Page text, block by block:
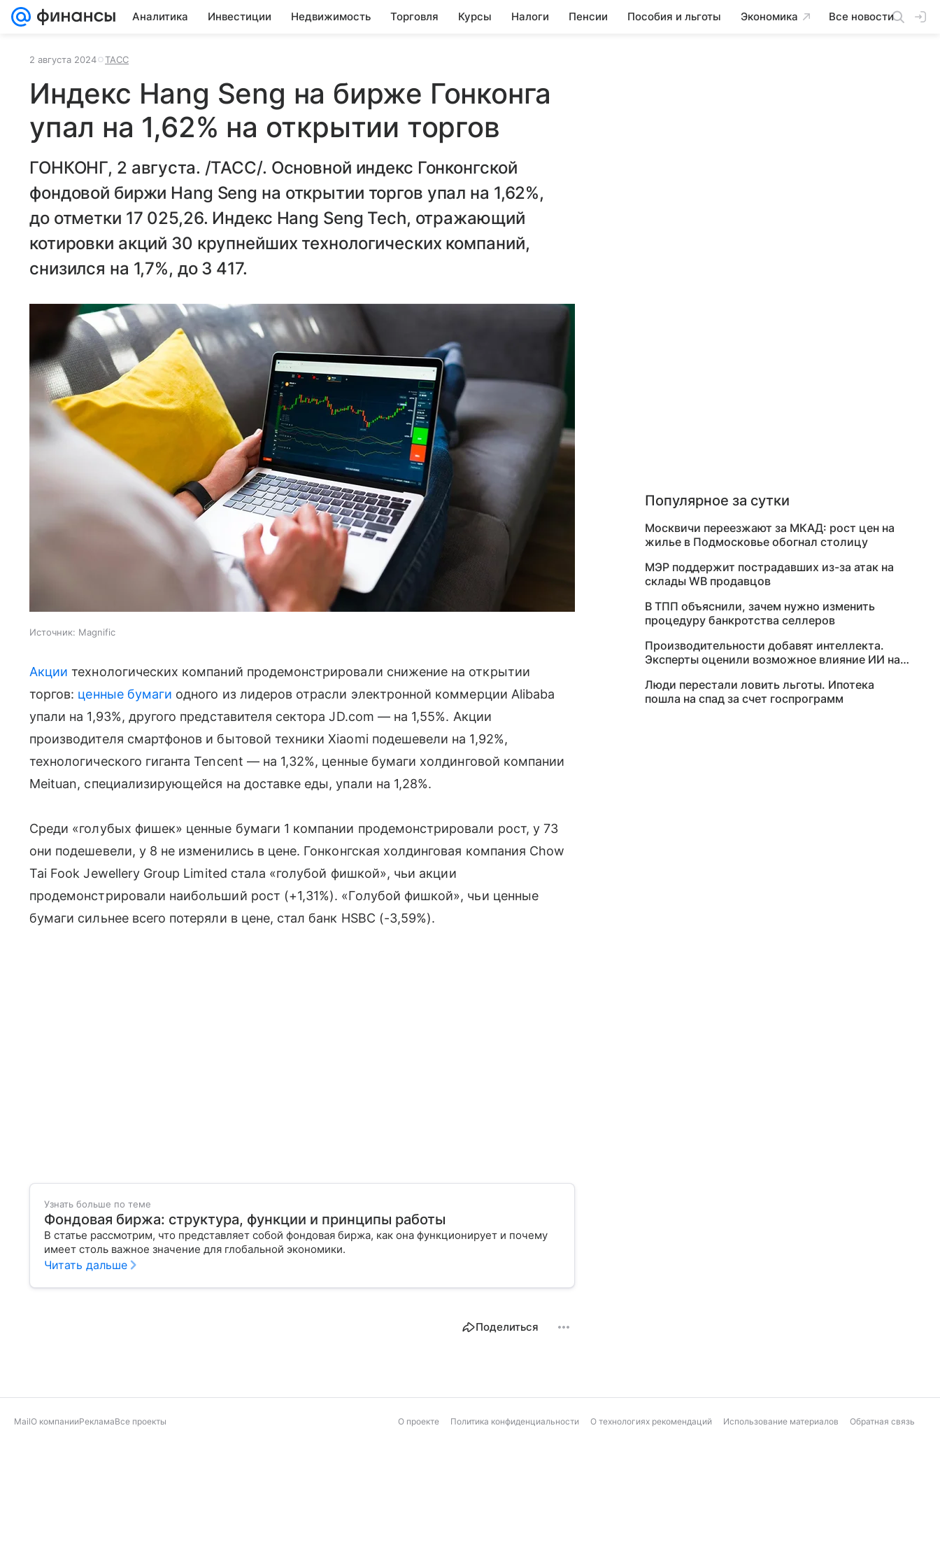
Аналитика Инвестиции Недвижимость Торговля Курсы Налоги Пенсии Пособия и льготы Экономика Все новости
2 августа 2024 ТАСС
Индекс Hang Seng на бирже Гонконга
упал на 1,62% на открытии торгов
ГОНКОНГ, 2 августа. /ТАСС/. Основной индекс Гонконгской
фондовой биржи Hang Seng на открытии торгов упал на 1,62%,
до отметки 17 025,26. Индекс Hang Seng Tech, отражающий
котировки акций 30 крупнейших технологических компаний,
снизился на 1,7%, до 3 417.
Источник: Magnific
Акции технологических компаний продемонстрировали снижение на открытии
торгов: ценные бумаги одного из лидеров отрасли электронной коммерции Alibaba
упали на 1,93%, другого представителя сектора JD.com — на 1,55%. Акции
производителя смартфонов и бытовой техники Xiaomi подешевели на 1,92%,
технологического гиганта Tencent — на 1,32%, ценные бумаги холдинговой компании
Meituan, специализирующейся на доставке еды, упали на 1,28%.
Среди «голубых фишек» ценные бумаги 1 компании продемонстрировали рост, у 73
они подешевели, у 8 не изменились в цене. Гонконгская холдинговая компания Chow
Tai Fook Jewellery Group Limited стала «голубой фишкой», чьи акции
продемонстрировали наибольший рост (+1,31%). «Голубой фишкой», чьи ценные
бумаги сильнее всего потеряли в цене, стал банк HSBC (-3,59%).
Узнать больше по теме
Фондовая биржа: структура, функции и принципы работы
В статье рассмотрим, что представляет собой фондовая биржа, как она функционирует и почему
имеет столь важное значение для глобальной экономики.
Читать дальше
Поделиться
Популярное за сутки
Москвичи переезжают за МКАД: рост цен на
жилье в Подмосковье обогнал столицу
МЭР поддержит пострадавших из-за атак на
склады WB продавцов
В ТПП объяснили, зачем нужно изменить
процедуру банкротства селлеров
Производительности добавят интеллекта.
Эксперты оценили возможное влияние ИИ на
Люди перестали ловить льготы. Ипотека
пошла на спад за счет госпрограмм
MailО компанииРекламаВсе проекты О проекте Политика конфиденциальности О технологиях рекомендаций Использование материалов Обратная связь